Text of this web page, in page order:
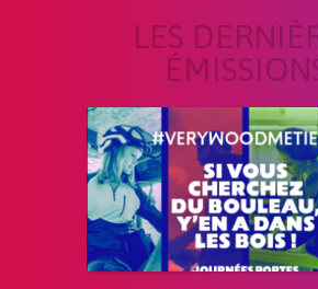
LES